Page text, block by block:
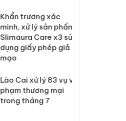
Khẩn trương xác
minh, xử lý sản phẩm
Slimaura Care x3 sử
dụng giấy phép giả
mạo
Lào Cai xử lý 83 vụ vi
phạm thương mại
trong tháng 7